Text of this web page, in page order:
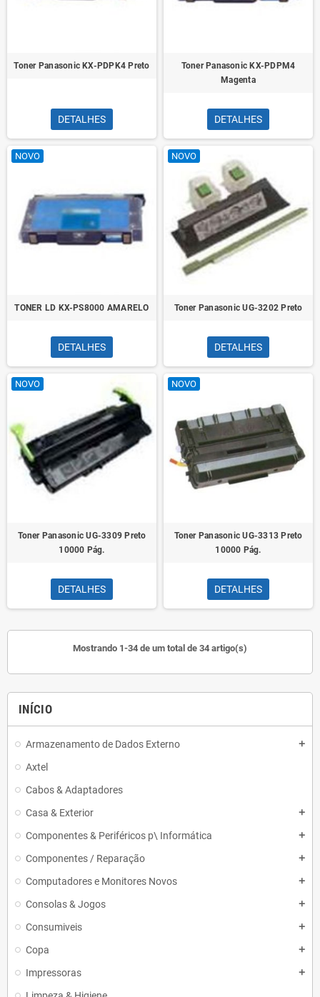
INÍCIO
Armazenamento de Dados Externo add
Axtel
Cabos & Adaptadores
Casa & Exterior
add
Componentes & Periféricos p\ Informática add
Componentes / Reparação add
Computadores e Monitores Novos add
Consolas & Jogos add
Consumiveis add
Copa add
Impressoras add
Toner Panasonic KX-PDPK4 Preto
DETALHES
Toner Panasonic KX-PDPM4
Magenta
DETALHES
NOVO
TONER LD KX-PS8000 AMARELO
DETALHES
NOVO
Toner Panasonic UG-3202 Preto
DETALHES
NOVO
Toner Panasonic UG-3309 Preto
10000 Pág.
DETALHES
NOVO
Toner Panasonic UG-3313 Preto
10000 Pág.
DETALHES
Mostrando 1-34 de um total de 34 artigo(s)